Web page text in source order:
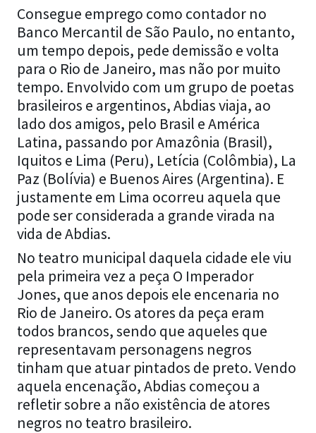
Consegue emprego como contador no
Banco Mercantil de São Paulo, no entanto,
um tempo depois, pede demissão e volta
para o Rio de Janeiro, mas não por muito
tempo. Envolvido com um grupo de poetas
brasileiros e argentinos, Abdias viaja, ao
lado dos amigos, pelo Brasil e América
Latina, passando por Amazônia (Brasil),
Iquitos e Lima (Peru), Letícia (Colômbia), La
Paz (Bolívia) e Buenos Aires (Argentina). E
justamente em Lima ocorreu aquela que
pode ser considerada a grande virada na
vida de Abdias.
No teatro municipal daquela cidade ele viu
pela primeira vez a peça O Imperador
Jones, que anos depois ele encenaria no
Rio de Janeiro. Os atores da peça eram
todos brancos, sendo que aqueles que
representavam personagens negros
tinham que atuar pintados de preto. Vendo
aquela encenação, Abdias começou a
refletir sobre a não existência de atores
negros no teatro brasileiro.